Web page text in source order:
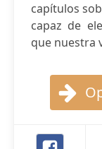
capítulos
capaz de
que nuestra